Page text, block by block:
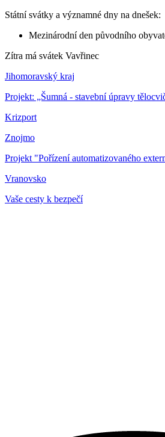
Státní svátky a významné dny na dnešek:
Mezinárodní den původního
Zítra má svátek Vavřinec
Jihomoravský kraj
Projekt: „Šumná - stavební úpravy
Krizport
Znojmo
Projekt "Pořízení automatizovaného
Vranovsko
Vaše cesty k bezpečí